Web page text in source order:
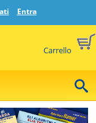
Entra
Carrello